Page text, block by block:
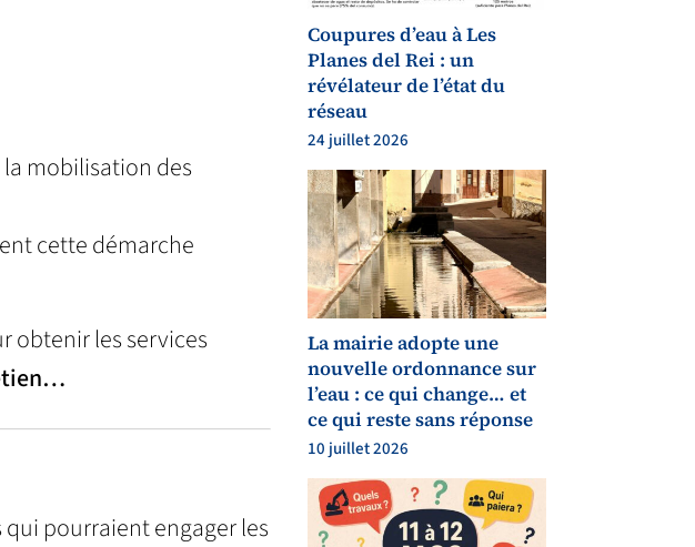
mobilisation des
cette démarche
obtenir les services
pourraient engager les
Coupures d’eau à Les
Planes del Rei : un
révélateur de l’état du
réseau
24 juillet 2026
La mairie adopte une
nouvelle ordonnance sur
l’eau : ce qui change… et
ce qui reste sans réponse
10 juillet 2026